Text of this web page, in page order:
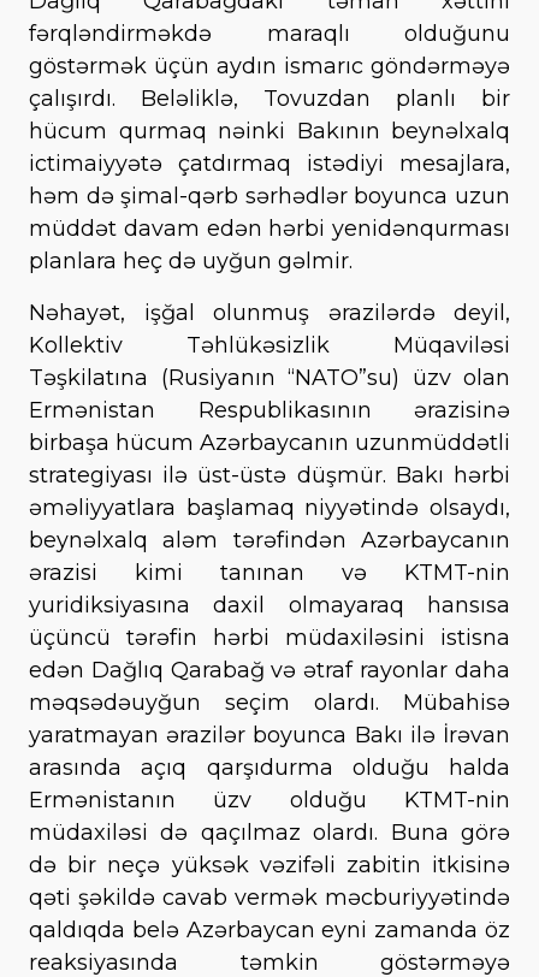
fərqləndirməkdə maraqlı olduğunu
göstərmək üçün aydın ismarıc göndərməyə
çalışırdı. Beləliklə, Tovuzdan planlı bir
hücum qurmaq nəinki Bakının beynəlxalq
ictimaiyyətə çatdırmaq istədiyi mesajlara,
həm də şimal-qərb sərhədlər boyunca uzun
müddət davam edən hərbi yenidənqurması
planlara heç də uyğun gəlmir.
Nəhayət, işğal olunmuş ərazilərdə deyil,
Kollektiv Təhlükəsizlik Müqaviləsi
Təşkilatına (Rusiyanın “NATO”su) üzv olan
Ermənistan Respublikasının ərazisinə
birbaşa hücum Azərbaycanın uzunmüddətli
strategiyası ilə üst-üstə düşmür. Bakı hərbi
əməliyyatlara başlamaq niyyətində olsaydı,
beynəlxalq aləm tərəfindən Azərbaycanın
ərazisi kimi tanınan və KTMT-nin
yuridiksiyasına daxil olmayaraq hansısa
üçüncü tərəfin hərbi müdaxiləsini istisna
edən Dağlıq Qarabağ və ətraf rayonlar daha
məqsədəuyğun seçim olardı. Mübahisə
yaratmayan ərazilər boyunca Bakı ilə İrəvan
arasında açıq qarşıdurma olduğu halda
Ermənistanın üzv olduğu KTMT-nin
müdaxiləsi də qaçılmaz olardı. Buna görə
də bir neçə yüksək vəzifəli zabitin itkisinə
qəti şəkildə cavab vermək məcburiyyətində
qaldıqda belə Azərbaycan eyni zamanda öz
reaksiyasında təmkin göstərməyə